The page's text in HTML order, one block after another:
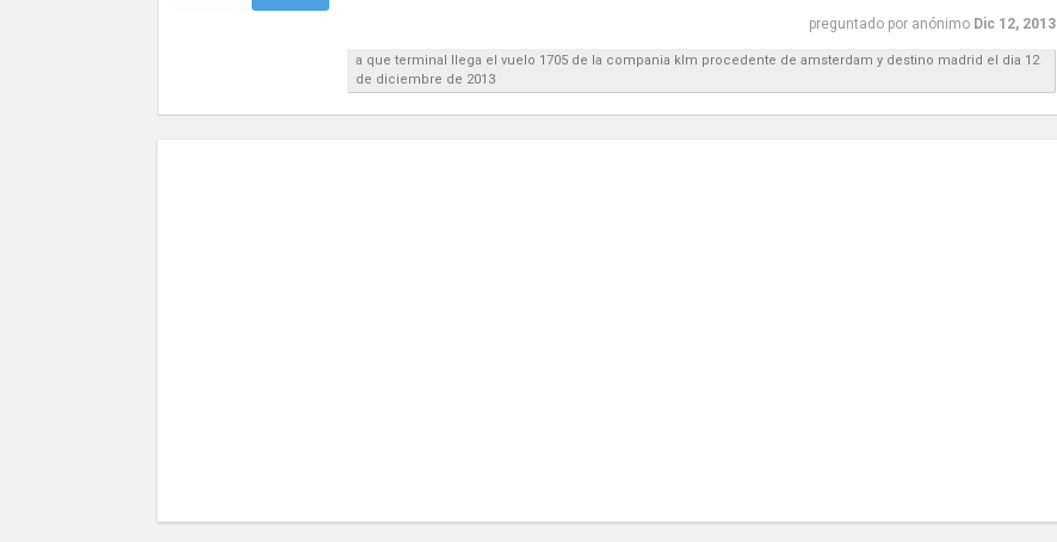
preguntado por anónimo Dic 12, 2013
a que terminal llega el vuelo 1705 de la compania klm procedente de amsterdam y destino madrid el dia 12
de diciembre de 2013